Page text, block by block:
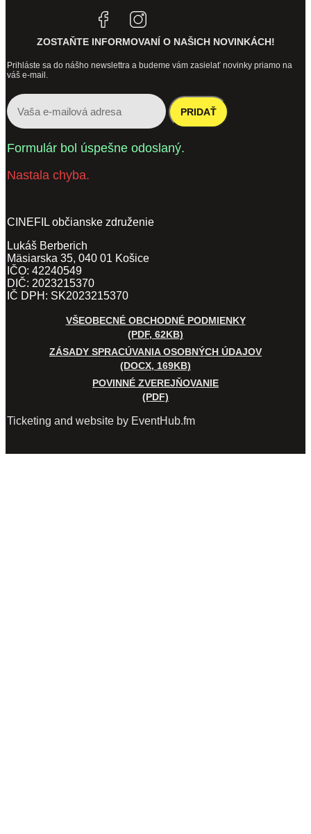
ZOSTAŇTE INFORMOVANÍ O NAŠICH NOVINKÁCH!
Prihláste sa do nášho newslettra a budeme vám zasielať novinky priamo na
váš e-mail.
PRIDAŤ
Formulár bol úspešne odoslaný.
Nastala chyba.
CINEFIL občianske združenie
Lukáš Berberich
Mäsiarska 35, 040 01 Košice
IČO: 42240549
DIČ: 2023215370
IČ DPH: SK2023215370
VŠEOBECNÉ OBCHODNÉ PODMIENKY
(PDF, 62KB)
ZÁSADY SPRACÚVANIA OSOBNÝCH ÚDAJOV
(DOCX, 169KB)
POVINNÉ ZVEREJŇOVANIE
(PDF)
Ticketing and website by EventHub.fm